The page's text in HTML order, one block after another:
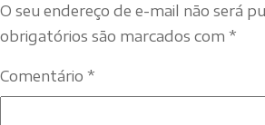
O seu endereço de e-mail não será
obrigatórios são marcados com *
Comentário *